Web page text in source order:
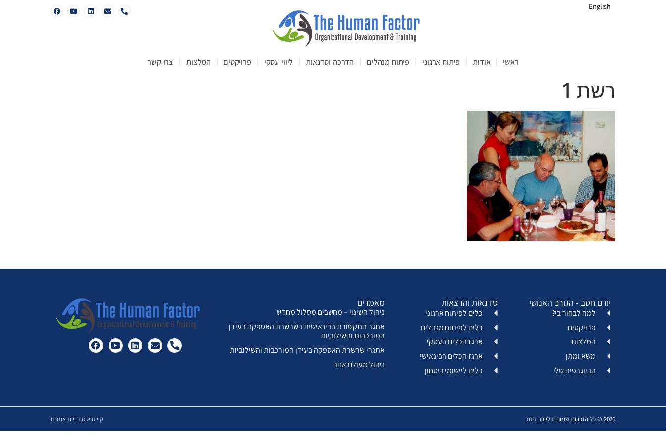
English
ראשי אודות פיתוח ארגוני פיתוח מנהלים הדרכה וסדנאות ליווי עסקי פרויקטים המלצות צרו קשר
רשת 1
יורם חטב - הגורם האנושי
למה לבחור בי?
פרויקטים
המלצות
משא ומתן
הביוגרפיה שלי
סדנאות והרצאות
כלים לפיתוח ארגוני
כלים לפיתוח מנהלים
ארגז הכלים העסקי
ארגז הכלים הבינאישי
כלים ליישומי ביטחון
מאמרים
ניהול השינוי – מחשבים מסלול מחדש
אתגר התקשורת הבינאישית בשרשרת האספקה בעידן
המורכבות והשילוביות
אתגרי שרשרת האספקה בעידן המורכבות והשילוביות
ניהול מעולם אחר
2026 © כל הזכויות שמורות ליורם חטב קיי סייטס בניית אתרים